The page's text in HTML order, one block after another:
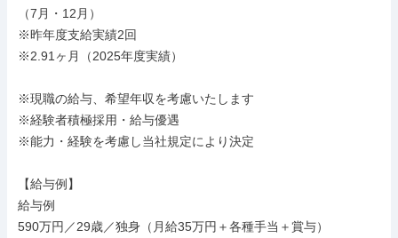
（7月・12月）
※昨年度支給実績2回
※2.91ヶ月（2025年度実績）
※現職の給与、希望年収を考慮いたします
※経験者積極採用・給与優遇
※能力・経験を考慮し当社規定により決定
【給与例】
給与例
590万円／29歳／独身（月給35万円＋各種手当＋賞与）